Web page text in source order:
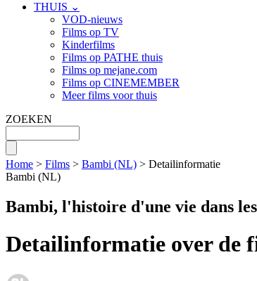
THUIS ⌄
VOD-nieuws
Films op TV
Kinderfilms
Films op PATHE thuis
Films op mejane.com
Films op CINEMEMBER
Meer films voor thuis
ZOEKEN
Home > Films > Bambi (NL) > Detailinformatie
Bambi (NL)
Bambi, l'histoire d'une vie dans
Detailinformatie over de